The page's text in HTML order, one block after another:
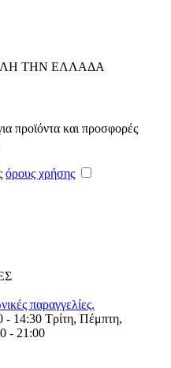
ΤΗΝ ΕΛΛΑΔΑ
προϊόντα και προσφορές
όρους χρήσης
παραγγελίες.
- 14:30 Τρίτη, Πέμπτη,
- 21:00